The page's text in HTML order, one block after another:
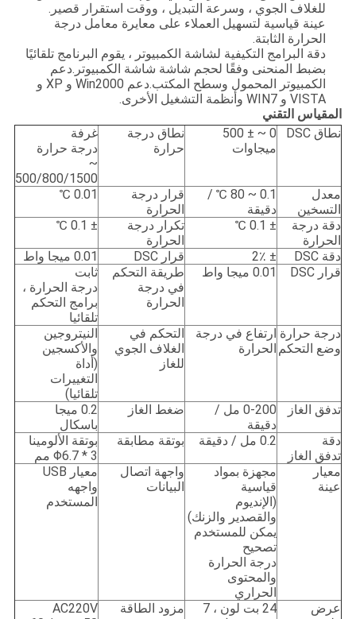
للغلاف الجوي ، وسرعة التبديل ، ووقت استقرار قصير.
عينة قياسية لتسهيل العملاء على معايرة معامل درجة
الحرارة الثابتة.
دقة البرامج التكيفية لشاشة الكمبيوتر ، يقوم البرنامج تلقائيًا
بضبط المنحنى وفقًا لحجم شاشة شاشة الكمبيوتر.دعم
الكمبيوتر المحمول وسطح المكتب.دعم Win2000 و XP و
VISTA و WIN7 وأنظمة التشغيل الأخرى.
المقياس التقني
نطاق DSC
0 ~ ± 500
ميجاوات
نطاق درجة
حرارة
غرفة
درجة حرارة
~
500/800/1500
معدل
التسخين
0.1 ~ 80 ℃ /
دقيقة
قرار درجة
الحرارة
0.01 ℃
دقة درجة
الحرارة
± 0.1 ℃
تكرار درجة
الحرارة
± 0.1 ℃
دقة DSC ± 2٪ قرار DSC
0.01 ميجا واط
قرار DSC
0.01 ميجا واط
طريقة التحكم
في درجة
الحرارة
ثابت
درجة الحرارة ،
برامج التحكم
تلقائيا
درجة حرارة
وضع التحكم
ارتفاع في درجة
الحرارة
التحكم في
الغلاف الجوي
للغاز
النيتروجين
والأكسجين
(أداة
التغييرات
تلقائيا)
تدفق الغاز
0-200 مل /
دقيقة
ضغط الغاز
0.2 ميجا
باسكال
دقة
تدفق الغاز
0.2 مل / دقيقة بوتقة مطابقة
بوتقة الألومينا
Φ6.7 * 3 مم
معيار
عينة
مجهزة بمواد
قياسية
(الإنديوم
والقصدير والزنك)
يمكن للمستخدم
تصحيح
درجة الحرارة
والمحتوى
الحراري
واجهة اتصال
البيانات
معيار USB
واجهه
المستخدم
عرض
24 بت لون ، 7
مزود الطاقة
AC220V